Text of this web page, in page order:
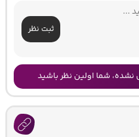
ثبت نظر
شما اولین نظر باشید